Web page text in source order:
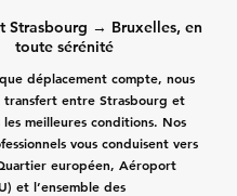
Strasbourg → Bruxelles, en
toute sérénité
déplacement compte, nous
transfert entre Strasbourg et
les meilleures conditions. Nos
vous conduisent vers
européen, Aéroport
et l’ensemble des